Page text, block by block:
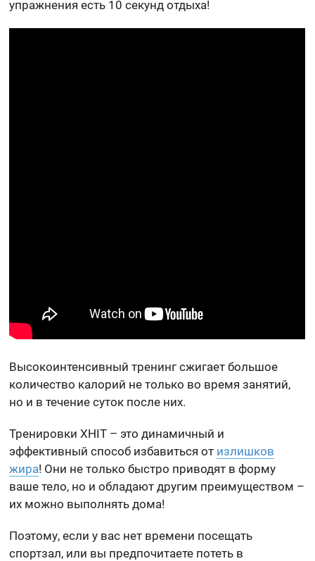
упражнения есть 10 секунд отдыха!
Высокоинтенсивный тренинг сжигает большое
количество калорий не только во время занятий,
но и в течение суток после них.
Тренировки XHIT – это динамичный и
эффективный способ избавиться от излишков
жира! Они не только быстро приводят в форму
ваше тело, но и обладают другим преимуществом –
их можно выполнять дома!
Поэтому, если у вас нет времени посещать
спортзал, или вы предпочитаете потеть в